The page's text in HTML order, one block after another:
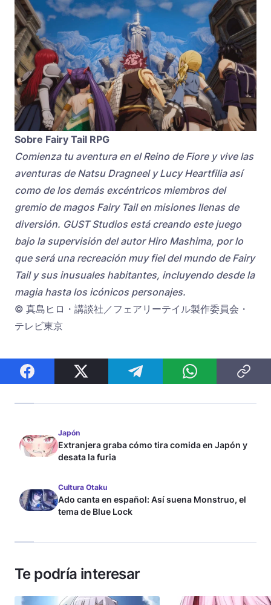
Sobre Fairy Tail RPG
Comienza tu aventura en el Reino de Fiore y vive las
aventuras de Natsu Dragneel y Lucy Heartfilia así
como de los demás excéntricos miembros del
gremio de magos Fairy Tail en misiones llenas de
diversión. GUST Studios está creando este juego
bajo la supervisión del autor Hiro Mashima, por lo
que será una recreación muy fiel del mundo de Fairy
Tail y sus inusuales habitantes, incluyendo desde la
magia hasta los icónicos personajes.
© 真島ヒロ・講談社／フェアリーテイル製作委員会・
テレビ東京
Japón
Extranjera graba cómo tira comida en Japón y
desata la furia
Cultura Otaku
Ado canta en español: Así suena Monstruo, el
tema de Blue Lock
Te podría interesar